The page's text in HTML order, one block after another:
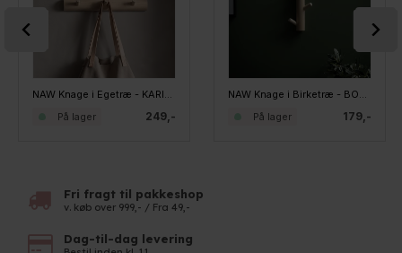
NAW Knage i Egetræ - KARIN, 3 knager
249,-
På lager
NAW Knage i Birketræ - BODIL, 3 knager
179,-
På lager
Fri fragt til pakkeshop
v. køb over 999,- / Fra 49,-
Dag-til-dag levering